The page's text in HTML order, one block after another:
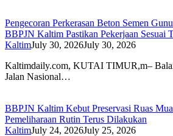
Pengecoran Perkerasan Beton Semen
BBPJN Kaltim Pastikan Pekerjaan Sesuai
KaltimJuly 30, 2026July 30, 2026
Kaltimdaily.com, KUTAI TIMUR,m– Balai
Jalan Nasional…
BBPJN Kaltim Kebut Preservasi Ruas
Pemeliharaan Rutin Terus Dilakukan
KaltimJuly 24, 2026July 25, 2026